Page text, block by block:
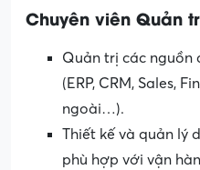
Chuyên viên Quản
Quản trị các nguồn
(ERP, CRM, Sales,
ngoài…).
Thiết kế và quản lý
phù hợp với vận